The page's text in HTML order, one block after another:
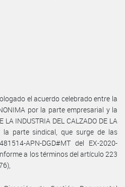
el acuerdo celebrado entre la
por la parte empresarial y la
LA INDUSTRIA DEL CALZADO DE LA
la parte sindical, que surge de las
APN-DGD#MT del EX-2020-
a los términos del artículo 223